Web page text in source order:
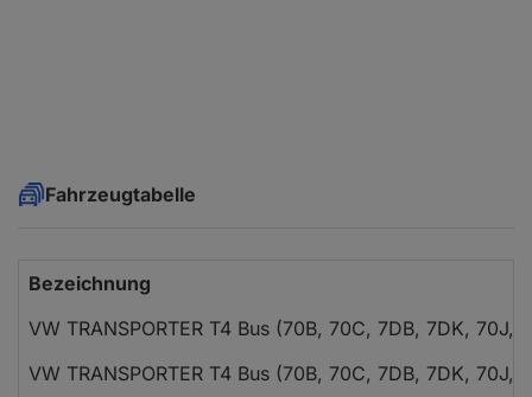
Fahrzeugtabelle
Bezeichnung
VW TRANSPORTER T4 Bus (70B, 70C, 7DB, 7DK, 70J,
VW TRANSPORTER T4 Bus (70B, 70C, 7DB, 7DK, 70J,